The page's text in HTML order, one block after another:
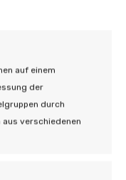
auf einem
der
durch
verschiedenen
gekauft
immer eine
Wahl!